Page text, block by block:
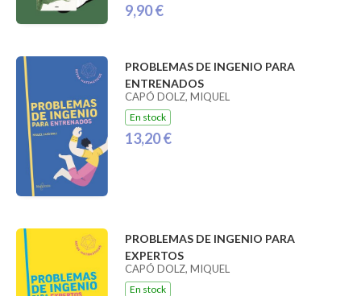
9,90 €
PROBLEMAS DE INGENIO PARA
ENTRENADOS
CAPÓ DOLZ, MIQUEL
En stock
13,20 €
PROBLEMAS DE INGENIO PARA
EXPERTOS
CAPÓ DOLZ, MIQUEL
En stock